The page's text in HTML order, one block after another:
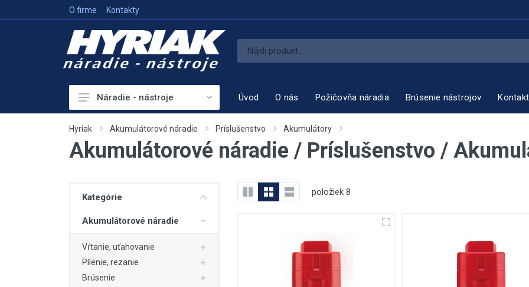
O firme Kontakty
Akumulátorové náradie
Sieťové náradie
Hutniaca a vibračná technika
Stavebné miešačky
Náradie - nástroje Úvod O nás Požičovňa náradia Brúsenie nástrojov
Hyriak Akumulátorové náradie Príslušenstvo Akumulátory
Akumulátorové náradie / Príslušenstvo /
Kategórie
Akumulátorové náradie
Vŕtanie, uťahovanie
Pílenie, rezanie
Brúsenie
položiek 8